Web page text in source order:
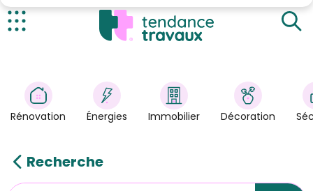
Énergies
Immobilier
Rénovation Énergies Immobilier Décoration
Recherche
L’assurance dommage-ouvrage
Et l'application de la garantie décennale ?
Où et comment souscrire à l’assurance dommage-
ouvrage ?